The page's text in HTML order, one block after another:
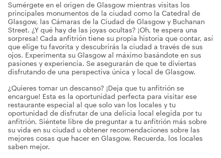
Sumérgete en el origen de Glasgow mientras visitas los
principales monumentos de la ciudad como la Catedral de
Glasgow, las Cámaras de la Ciudad de Glasgow y Buchanan
Street. ¿Y qué hay de las joyas ocultas? ¡Oh, te espera una
sorpresa! Cada anfitrión tiene su propia historia que contar, así
que elige tu favorita y descubrirás la ciudad a través de sus
ojos. Experimenta su Glasgow al máximo basándote en sus
pasiones y experiencia. Se asegurarán de que te diviertas
disfrutando de una perspectiva única y local de Glasgow.
¿Quieres tomar un descanso? ¡Deja que tu anfitrión se
encargue! Esta es la oportunidad perfecta para visitar ese
restaurante especial al que solo van los locales y tu
oportunidad de disfrutar de una delicia local elegida por tu
anfitrión. Siéntete libre de preguntar a tu anfitrión más sobre
su vida en su ciudad u obtener recomendaciones sobre las
mejores cosas que hacer en Glasgow. Recuerda, los locales
saben mejor.